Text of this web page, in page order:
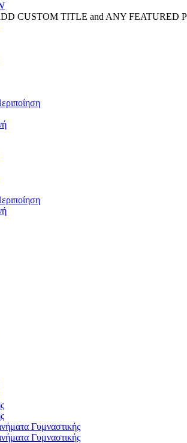
CUSTOM TITLE and ANY FEATURED
Γυμναστικής
Γυμναστικής